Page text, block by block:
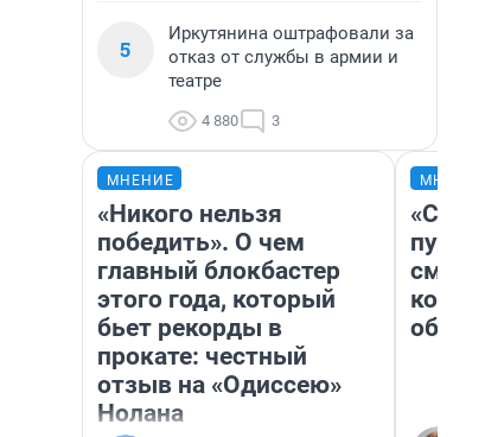
5
Иркутянина оштрафовали за
отказ от службы в армии и
театре
4 880 3
МНЕНИЕ
«Никого нельзя
победить». О чем
главный блокбастер
этого года, который
бьет рекорды в
прокате: честный
отзыв на «Одиссею»
Нолана